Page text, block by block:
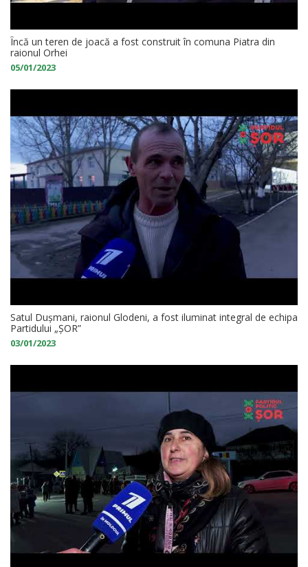
Încă un teren de joacă a fost construit în comuna Piatra din
raionul Orhei
05/01/2023
Satul Dușmani, raionul Glodeni, a fost iluminat integral de echipa
Partidului „ȘOR”
03/01/2023